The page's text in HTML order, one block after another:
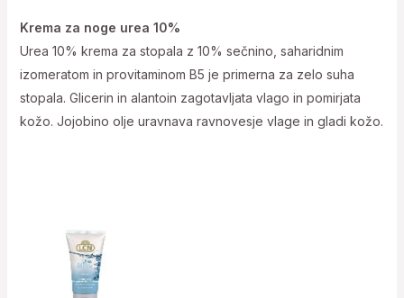
Krema za noge urea 10%
Urea 10% krema za stopala z 10% sečnino, saharidnim
izomeratom in provitaminom B5 je primerna za zelo suha
stopala. Glicerin in alantoin zagotavljata vlago in pomirjata
kožo. Jojobino olje uravnava ravnovesje vlage in gladi kožo.